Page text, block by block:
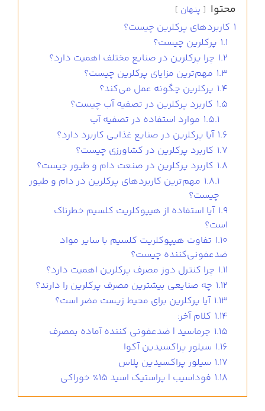
محتوا پنهان
1 کاربردهای پرکلرین چیست؟
1.1 پرکلرین چیست؟
1.2 چرا پرکلرین در صنایع مختلف اهمیت دارد؟
1.3 مهم‌ترین مزایای پرکلرین چیست؟
1.4 پرکلرین چگونه عمل می‌کند؟
1.5 کاربرد پرکلرین در تصفیه آب چیست؟
1.5.1 موارد استفاده در تصفیه آب
1.6 آیا پرکلرین در صنایع غذایی کاربرد دارد؟
1.7 کاربرد پرکلرین در کشاورزی چیست؟
1.8 کاربرد پرکلرین در صنعت دام و طیور چیست؟
1.8.1 مهم‌ترین کاربردهای پرکلرین در دام و طیور
چیست؟
1.9 آیا استفاده از هیپوکلریت کلسیم خطرناک
است؟
1.10 تفاوت هیپوکلریت کلسیم با سایر مواد
ضدعفونی‌کننده چیست؟
1.11 چرا کنترل دوز مصرف پرکلرین اهمیت دارد؟
1.12 چه صنایعی بیشترین مصرف پرکلرین را دارند؟
1.13 آیا پرکلرین برای محیط زیست مضر است؟
1.14 کلام آخر:
1.15 جرماسید | ضدعفونی کننده آماده بمصرف
1.16 سیلور پراکسیدین آکوا
1.17 سیلور پراکسیدین پلاس
1.18 فوداسیب | پراستیک اسید 15% خوراکی